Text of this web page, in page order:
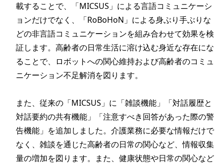
載することで、「MICSUS」による言語コミュニケーシ
ョンだけでなく、「RoBoHoN」による身ぶり手ぶりな
どの非言語コミュニケーションを組み合わせて効果を検
証します。高齢者の日常生活に溶け込む身近な存在にな
ることで、ロボットへの関心維持および高齢者のコミュ
ニケーション不足解消を図ります。
また、従来の「MICSUS」に「雑談機能」「対話履歴と
対話要約の共有機能」「注意すべき回答があった際の警
告機能」を追加しました。介護業務に必要な情報だけで
なく、雑談を通じた高齢者の日常の関心など、情報収集
量の増加を図ります。また、健康状態や日常の関心など